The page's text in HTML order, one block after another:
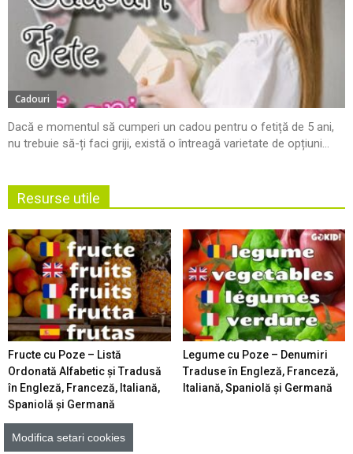
Cadouri
Dacă e momentul să cumperi un cadou pentru o fetiță de 5 ani,
nu trebuie să-ți faci griji, există o întreagă varietate de opțiuni...
Resurse utile
Fructe cu Poze – Listă
Ordonată Alfabetic şi Tradusă
în Engleză, Franceză, Italiană,
Spaniolă şi Germană
Legume cu Poze – Denumiri
Traduse în Engleză, Franceză,
Italiană, Spaniolă şi Germană
Modifica setari cookies